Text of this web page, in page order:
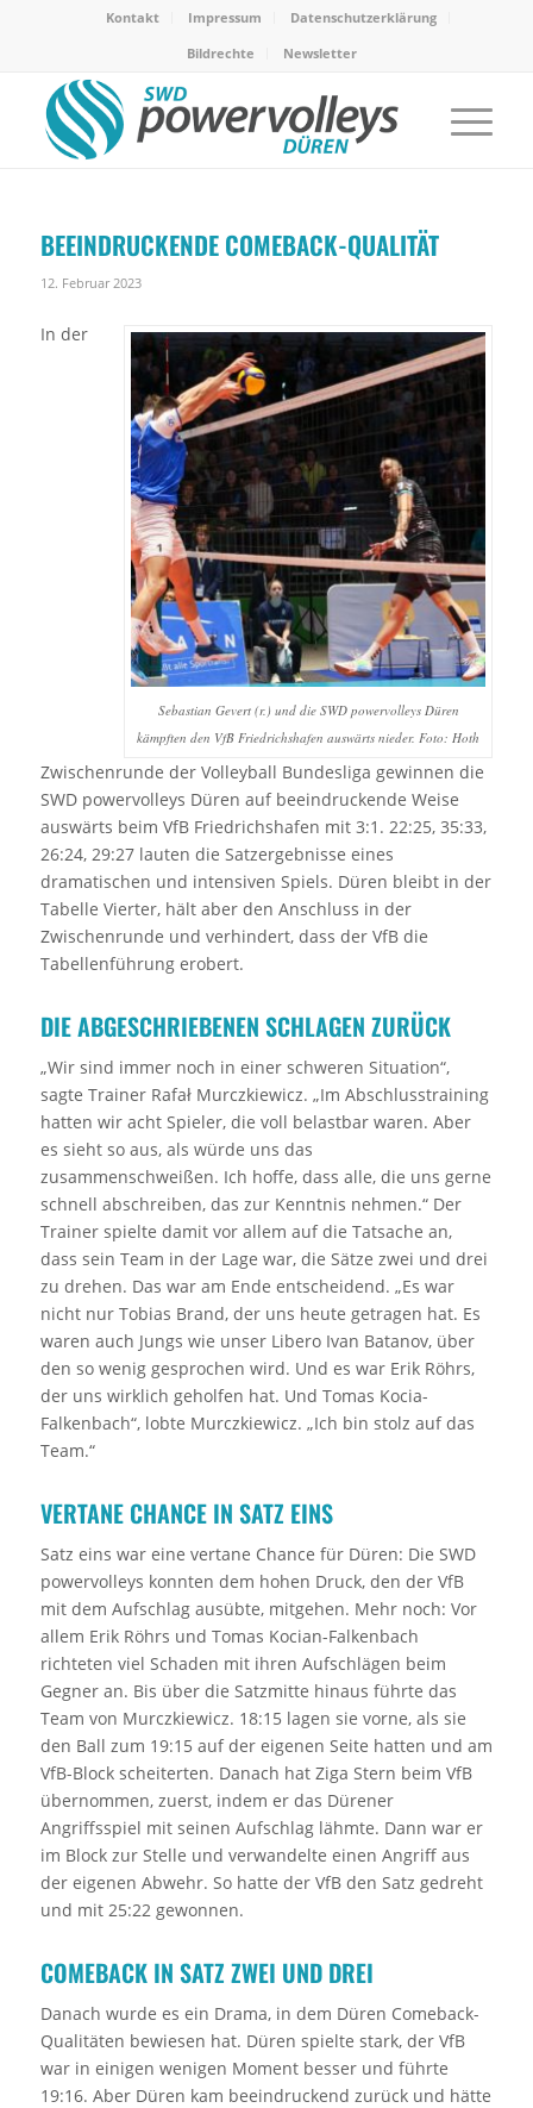
Kontakt Impressum
Datenschutzerklärung
Bildrechte
Newsletter
BEEINDRUCKENDE COMEBACK-QUALITÄT
12. Februar 2023
Sebastian Gevert (r.) und die SWD powervolleys Düren
kämpften den VfB Friedrichshafen auswärts nieder. Foto: Hoth
In der
Zwischenrunde der Volleyball Bundesliga gewinnen die
SWD powervolleys Düren auf beeindruckende Weise
auswärts beim VfB Friedrichshafen mit 3:1. 22:25, 35:33,
26:24, 29:27 lauten die Satzergebnisse eines
dramatischen und intensiven Spiels. Düren bleibt in der
Tabelle Vierter, hält aber den Anschluss in der
Zwischenrunde und verhindert, dass der VfB die
Tabellenführung erobert.
DIE ABGESCHRIEBENEN SCHLAGEN ZURÜCK
„Wir sind immer noch in einer schweren Situation“,
sagte Trainer Rafał Murczkiewicz. „Im Abschlusstraining
hatten wir acht Spieler, die voll belastbar waren. Aber
es sieht so aus, als würde uns das
zusammenschweißen. Ich hoffe, dass alle, die uns gerne
schnell abschreiben, das zur Kenntnis nehmen.“ Der
Trainer spielte damit vor allem auf die Tatsache an,
dass sein Team in der Lage war, die Sätze zwei und drei
zu drehen. Das war am Ende entscheidend. „Es war
nicht nur Tobias Brand, der uns heute getragen hat. Es
waren auch Jungs wie unser Libero Ivan Batanov, über
den so wenig gesprochen wird. Und es war Erik Röhrs,
der uns wirklich geholfen hat. Und Tomas Kocia-
Falkenbach“, lobte Murczkiewicz. „Ich bin stolz auf das
Team.“
VERTANE CHANCE IN SATZ EINS
Satz eins war eine vertane Chance für Düren: Die SWD
powervolleys konnten dem hohen Druck, den der VfB
mit dem Aufschlag ausübte, mitgehen. Mehr noch: Vor
allem Erik Röhrs und Tomas Kocian-Falkenbach
richteten viel Schaden mit ihren Aufschlägen beim
Gegner an. Bis über die Satzmitte hinaus führte das
Team von Murczkiewicz. 18:15 lagen sie vorne, als sie
den Ball zum 19:15 auf der eigenen Seite hatten und am
VfB-Block scheiterten. Danach hat Ziga Stern beim VfB
übernommen, zuerst, indem er das Dürener
Angriffsspiel mit seinen Aufschlag lähmte. Dann war er
im Block zur Stelle und verwandelte einen Angriff aus
der eigenen Abwehr. So hatte der VfB den Satz gedreht
und mit 25:22 gewonnen.
COMEBACK IN SATZ ZWEI UND DREI
Danach wurde es ein Drama, in dem Düren Comeback-
Qualitäten bewiesen hat. Düren spielte stark, der VfB
war in einigen wenigen Moment besser und führte
19:16. Aber Düren kam beeindruckend zurück und hätte